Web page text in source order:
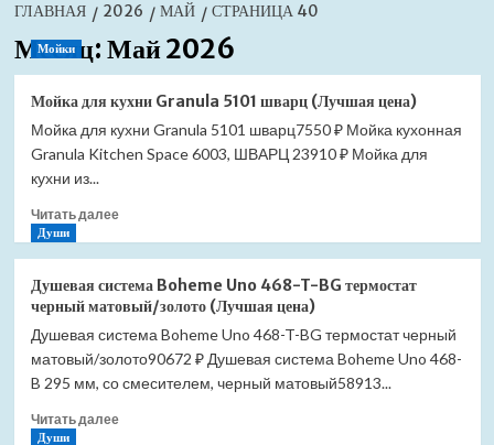
ГЛАВНАЯ 2026 МАЙ СТРАНИЦА 40
Месяц:Май 2026
Мойки
Мойка для кухни Granula 5101 шварц (Лучшая цена)
Мойка для кухни Granula 5101 шварц7550 ₽ Мойка кухонная
Granula Kitchen Space 6003, ШВАРЦ 23910 ₽ Мойка для
кухни из...
Читать далееПрочитать
для
кухни
Granula
5101
шварц
цена)
Души
Душевая система Boheme Uno 468-T-BG термостат
черный матовый/золото (Лучшая цена)
Душевая система Boheme Uno 468-T-BG термостат черный
матовый/золото90672 ₽ Душевая система Boheme Uno 468-
B 295 мм, со смесителем, черный матовый58913...
Читать далееПрочитать
Души